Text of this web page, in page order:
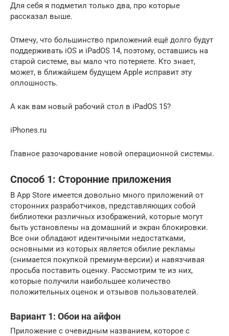
Для себя я подметил только два, про которые
рассказал выше.
Отмечу, что большинство приложений ещё долго будут
поддерживать iOS и iPadOS 14, поэтому, оставшись на
старой системе, вы мало что потеряете. Кто знает,
может, в ближайшем будущем Apple исправит эту
оплошность.
А как вам новый рабочий стол в iPadOS 15?
iPhones.ru
Главное разочарование новой операционной системы.
Способ 1: Сторонние приложения
В App Store имеется довольно много приложений от
сторонних разработчиков, представляющих собой
библиотеки различных изображений, которые могут
быть установлены на домашний и экран блокировки.
Все они обладают идентичными недостатками,
основными из которых является обилие рекламы
(снимается покупкой премиум-версии) и навязчивая
просьба поставить оценку. Рассмотрим те из них,
которые получили наибольшее количество
положительных оценок и отзывов пользователей.
Вариант 1: Обои на айфон
Приложение с очевидным названием, которое с